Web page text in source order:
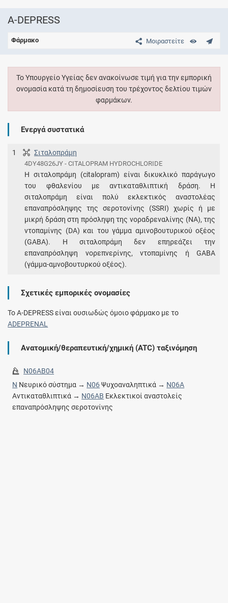
A-DEPRESS
Μοιραστείτε
Φάρμακο
Το Υπουργείο Υγείας δεν ανακοίνωσε τιμή για την εμπορική
ονομασία κατά τη δημοσίευση του τρέχοντος δελτίου τιμών
φαρμάκων.
Ενεργά συστατικά
1 Σιταλοπράμη
4DY48G26JY - CITALOPRAM HYDROCHLORIDE
Η σιταλοπράμη (citalopram) είναι δικυκλικό παράγωγο
του φθαλενίου με αντικαταθλιπτική δράση. Η
σιταλοπράμη είναι πολύ εκλεκτικός αναστολέας
επαναπρόσληψης της σεροτονίνης (SSRI) χωρίς ή με
μικρή δράση στη πρόσληψη της νοραδρεναλίνης (NA), της
ντοπαμίνης (DA) και του γάμμα αμινοβουτυρικού οξέος
(GABA). Η σιταλοπράμη δεν επηρεάζει την
επαναπρόσληψη νορεπνερίνης, ντοπαμίνης ή GABA
(γάμμα-αμνοβουτυρκού οξέος).
Σχετικές εμπορικές ονομασίες
To A-DEPRESS είναι ουσιωδώς όμοιο φάρμακο με το
ADEPRENAL
Ανατομική/θεραπευτική/χημική (ATC) ταξινόμηση
N06AB04
N Νευρικό σύστημα → N06Ψυχοαναληπτικά → N06A
Αντικαταθλιπτικά → N06AB Εκλεκτικοί αναστολείς
επαναπρόσληψης σεροτονίνης